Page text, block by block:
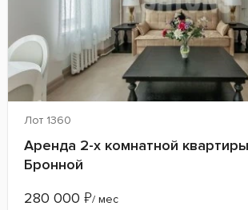
Лот 1360
Аренда 2-х комнатной
Бронной
280 000 ₽/ мес